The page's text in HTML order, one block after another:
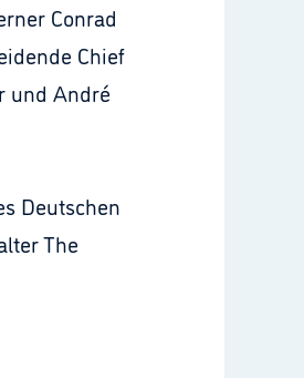
Conrad
Chief
und André
Deutschen
The